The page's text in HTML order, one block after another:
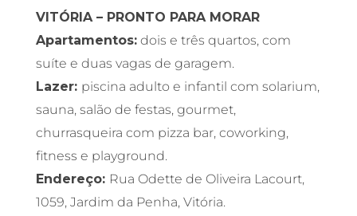
VITÓRIA – PRONTO PARA MORAR
Apartamentos:dois e três quartos, com
suíte e duas vagas de garagem.
Lazer: piscina adulto e infantil com solarium,
sauna, salão de festas, gourmet,
churrasqueira com pizza bar, coworking,
fitness e playground.
Endereço: Rua Odette de Oliveira Lacourt,
1059, Jardim da Penha, Vitória.